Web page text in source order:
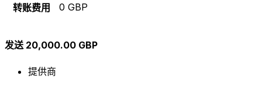
转账费用 0 GBP
发送 20,000.00 GBP
提供商